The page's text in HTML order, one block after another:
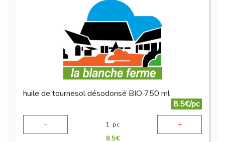
huile de tournesol désodorisé BIO 750 ml
8.5€/pc
-
1 pc +
8.5€